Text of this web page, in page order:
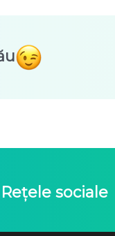
Rețele sociale